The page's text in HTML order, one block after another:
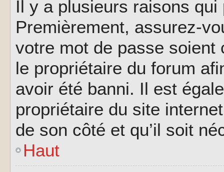
Il y a plusieurs raisons
Premièrement, assurez-
votre mot de passe soient
le propriétaire du forum
avoir été banni. Il est
propriétaire du site
de son côté et qu’il soit
Haut